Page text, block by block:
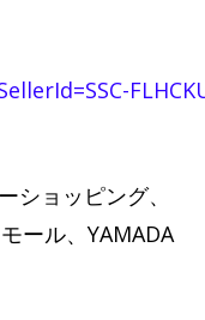
ショッピング、
ール、YAMADA